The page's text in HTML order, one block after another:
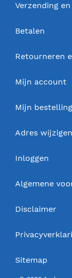
Verzending
Betalen
Retourneren
Mijn account
Mijn
Adres wijzigen
Inloggen
Algemene
Disclaimer
Sitemap